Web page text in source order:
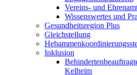
Vereins- und
Wissenswertes und
Gesundheitsregion Plus
Gleichstellung
Inklusion
Kelheim